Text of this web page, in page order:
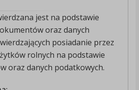
jest na podstawie
oraz danych
posiadanie przez
rolnych na podstawie
oraz danych podatkowych.